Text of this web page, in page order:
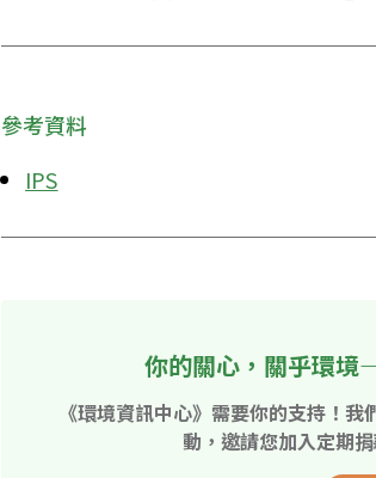
參考資料
IPS
你的關心，關乎環境
《環境資訊中心》需要你的支持！
動，邀請您加入定期